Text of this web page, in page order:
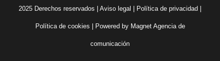
2025 Derechos reservados | Aviso legal | Política de privacidad |
Política de cookies | Powered by Magnet Agencia de
comunicación